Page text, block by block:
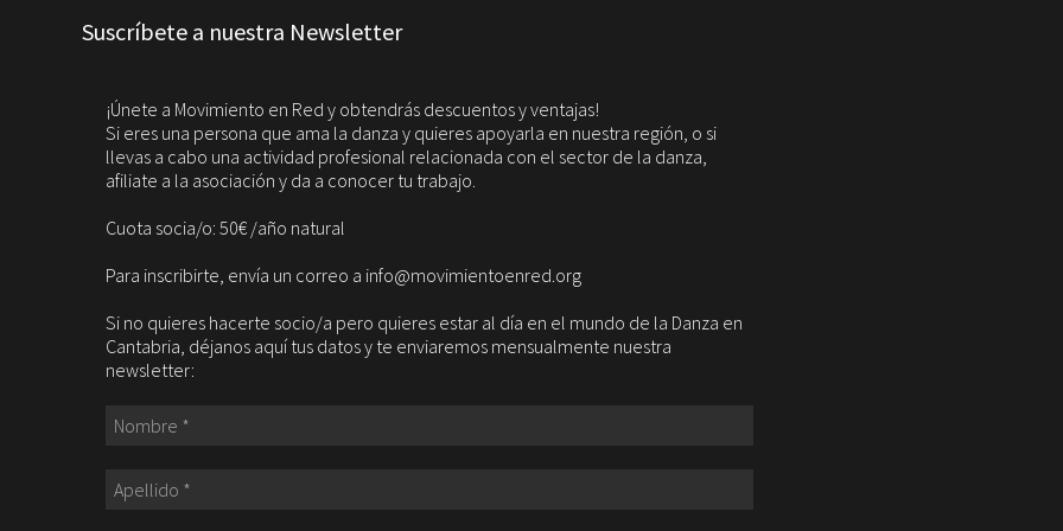
Suscríbete a nuestra Newsletter
¡Únete a Movimiento en Red y obtendrás descuentos y ventajas!
Si eres una persona que ama la danza y quieres apoyarla en nuestra región, o si
llevas a cabo una actividad profesional relacionada con el sector de la danza,
afiliate a la asociación y da a conocer tu trabajo.
Cuota socia/o: 50€ /año natural
Para inscribirte, envía un correo a info@movimientoenred.org
Si no quieres hacerte socio/a pero quieres estar al día en el mundo de la Danza en
Cantabria, déjanos aquí tus datos y te enviaremos mensualmente nuestra
newsletter: